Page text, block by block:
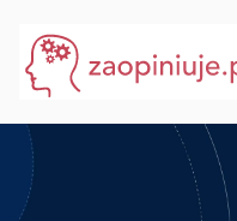
treści